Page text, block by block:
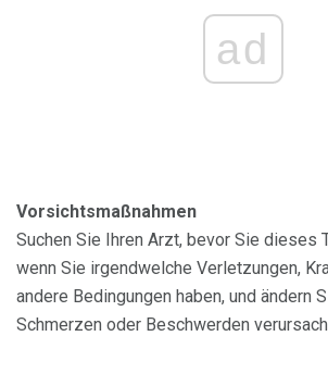
ad
Vorsichtsmaßnahmen
Suchen Sie Ihren Arzt, bevor Sie dieses
wenn Sie irgendwelche Verletzungen,
andere Bedingungen haben, und ändern
Schmerzen oder Beschwerden